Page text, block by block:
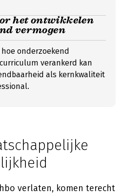
het ontwikkelen
vermogen
onderzoekend
verankerd kan
als kernkwaliteit
verlaten, komen terecht